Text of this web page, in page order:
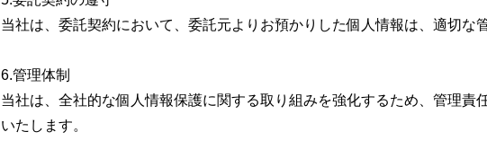
当社は、委託契約において、委託元よりお預かりした個人情報は、適切な
6.管理体制
当社は、全社的な個人情報保護に関する取り組みを強化するため、管理
いたします。